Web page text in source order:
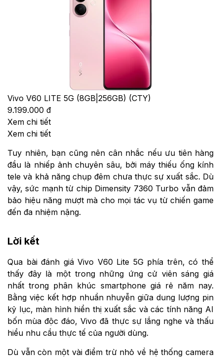
Vivo V60 LITE 5G (8GB|256GB) (CTY)
9.199.000 đ
Xem chi tiết
Xem chi tiết
Tuy nhiên, bạn cũng nên cân nhắc nếu ưu tiên hàng
đầu là nhiếp ảnh chuyên sâu, bởi máy thiếu ống kính
tele và khả năng chụp đêm chưa thực sự xuất sắc. Dù
vậy, sức mạnh từ chip Dimensity 7360 Turbo vẫn đảm
bảo hiệu năng mượt mà cho mọi tác vụ từ chiến game
đến đa nhiệm nặng.
Lời kết
Qua bài đánh giá Vivo V60 Lite 5G phía trên, có thể
thấy đây là một trong những ứng cử viên sáng giá
nhất trong phân khúc smartphone giá rẻ năm nay.
Bằng việc kết hợp nhuần nhuyễn giữa dung lượng pin
kỷ lục, màn hình hiển thị xuất sắc và các tính năng AI
bốn mùa độc đáo, Vivo đã thực sự lắng nghe và thấu
hiểu nhu cầu thực tế của người dùng.
Dù vẫn còn một vài điểm trừ nhỏ về hệ thống camera